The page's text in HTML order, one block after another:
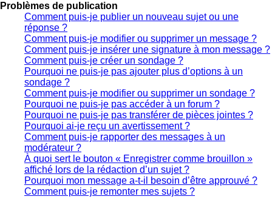
Problèmes de publication
Comment puis-je publier un nouveau sujet ou une
réponse ?
Comment puis-je modifier ou supprimer un message ?
Comment puis-je insérer une signature à mon message ?
Comment puis-je créer un sondage ?
Pourquoi ne puis-je pas ajouter plus d’options à un
sondage ?
Comment puis-je modifier ou supprimer un sondage ?
Pourquoi ne puis-je pas accéder à un forum ?
Pourquoi ne puis-je pas transférer de pièces jointes ?
Pourquoi ai-je reçu un avertissement ?
Comment puis-je rapporter des messages à un
modérateur ?
À quoi sert le bouton « Enregistrer comme brouillon »
affiché lors de la rédaction d’un sujet ?
Pourquoi mon message a-t-il besoin d’être approuvé ?
Comment puis-je remonter mes sujets ?